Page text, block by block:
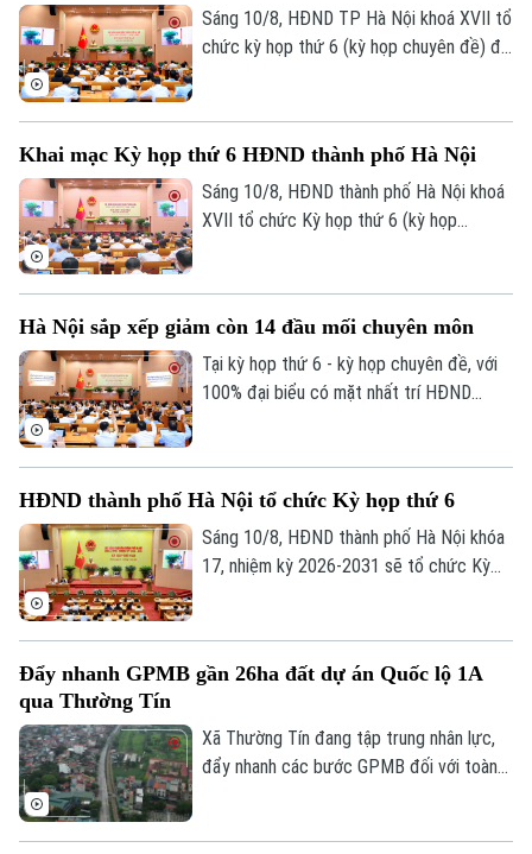
Chuyên mục
Thời sự
Hà Nội
Chính trị
Xã hội
An ninh trật tự
Công nghệ
Hà Nội
Người Hà Nội
Khoảnh khắc Hà Nội
Ẩm thực
Thế giới
Tin tức
Quân sự
Người Việt 4 phương
Kinh tế
Tin tức
Cafe sáng
Tài chính Ngân hàng
Doanh nghiệp
Nhà đất
Đầu tư
Căn hộ
Kinh nghiệm
Tàu và Xe
Ô tô
Tàu
Xe máy
Đánh giá
Giáo dục
Tin tức
Tuyển sinh
Hướng nghiệp
Văn hóa
Tin tức
Làng nghề
Di tích
Sức khỏe
Y tế
Dinh dưỡng
Thể thao
Bóng đá
Giải trí
Sáng 10/8, HĐND TP Hà Nội khoá XVII tổ
chức kỳ họp thứ 6 (kỳ họp chuyên đề) để
Khai mạc Kỳ họp thứ 6 HĐND thành phố Hà Nội
Sáng 10/8, HĐND thành phố Hà Nội khoá
XVII tổ chức Kỳ họp thứ 6 (kỳ họp
Hà Nội sắp xếp giảm còn 14 đầu mối chuyên môn
Tại kỳ họp thứ 6 - kỳ họp chuyên đề, với
100% đại biểu có mặt nhất trí HĐND
UBND thành phố.
HĐND thành phố Hà Nội tổ chức Kỳ họp thứ 6
Sáng 10/8, HĐND thành phố Hà Nội khóa
17, nhiệm kỳ 2026-2031 sẽ tổ chức Kỳ
Đẩy nhanh GPMB gần 26ha đất dự án Quốc lộ 1A
qua Thường Tín
Xã Thường Tín đang tập trung nhân lực,
đẩy nhanh các bước GPMB đối với toàn